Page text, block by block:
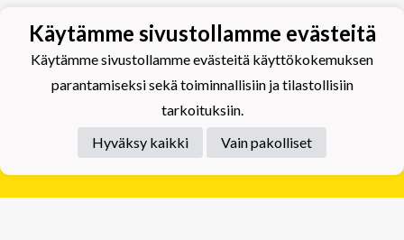
Käytämme sivustollamme evästeitä
Käytämme sivustollamme evästeitä käyttökokemuksen
parantamiseksi sekä toiminnallisiin ja tilastollisiin
tarkoituksiin.
Hyväksy kaikki
Vain pakolliset